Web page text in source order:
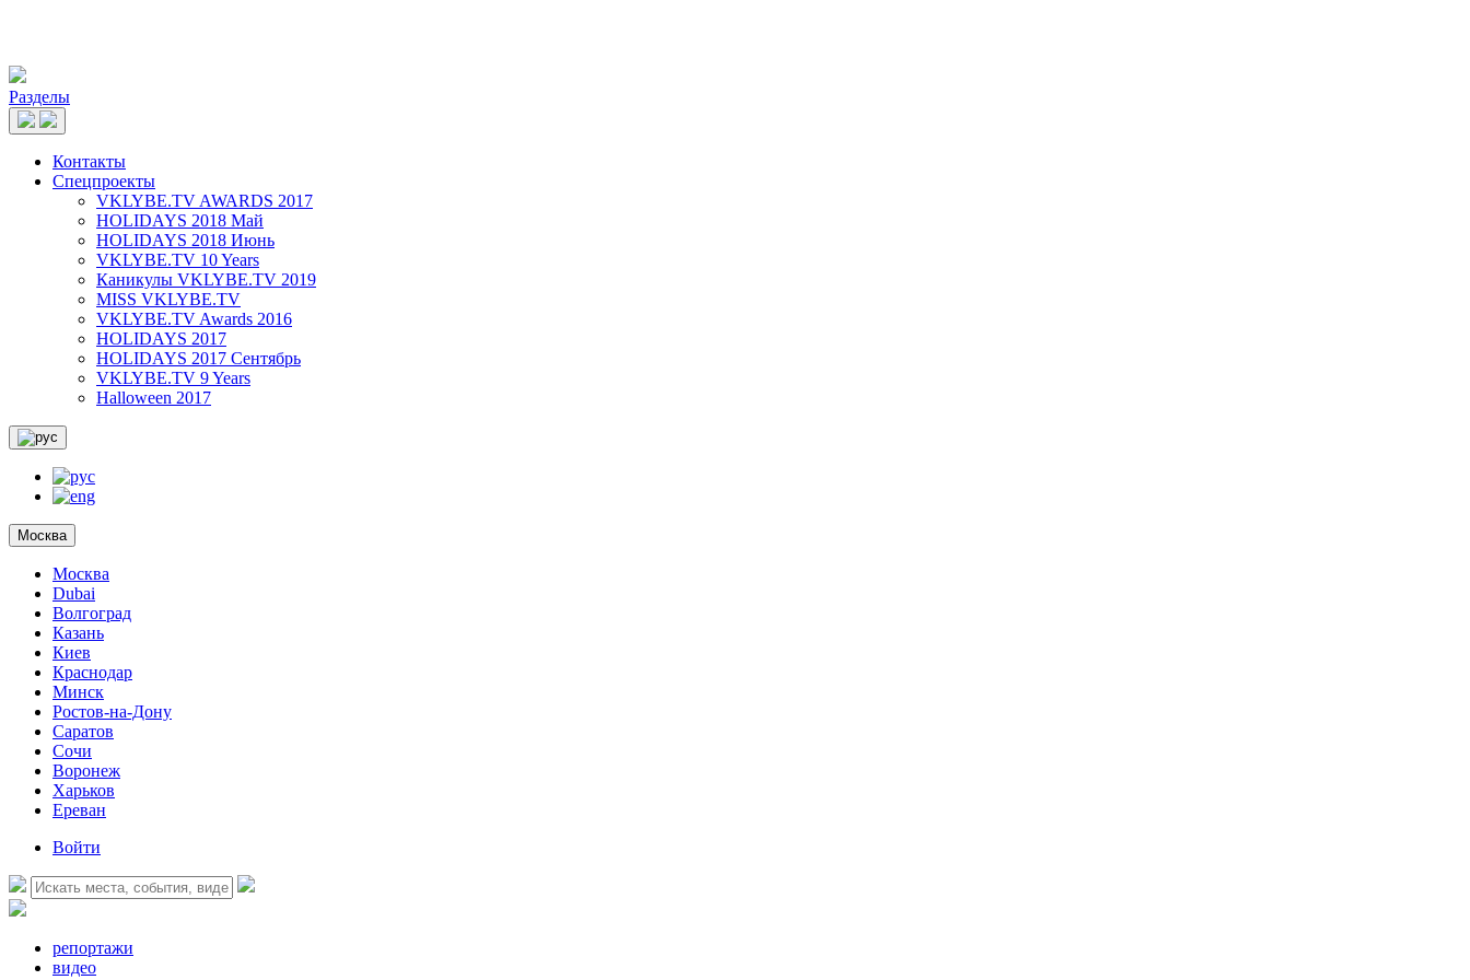
Разделы
Контакты
Спецпроекты
VKLYBE.TV AWARDS 2017
HOLIDAYS 2018 Май
HOLIDAYS 2018 Июнь
VKLYBE.TV 10 Years
Каникулы VKLYBE.TV 2019
MISS VKLYBE.TV
VKLYBE.TV Awards 2016
HOLIDAYS 2017
HOLIDAYS 2017 Сентябрь
VKLYBE.TV 9 Years
Halloween 2017
Москва
Москва
Dubai
Волгоград
Казань
Киев
Краснодар
Минск
Ростов-на-Дону
Саратов
Сочи
Воронеж
Харьков
Ереван
Войти
репортажи
видео